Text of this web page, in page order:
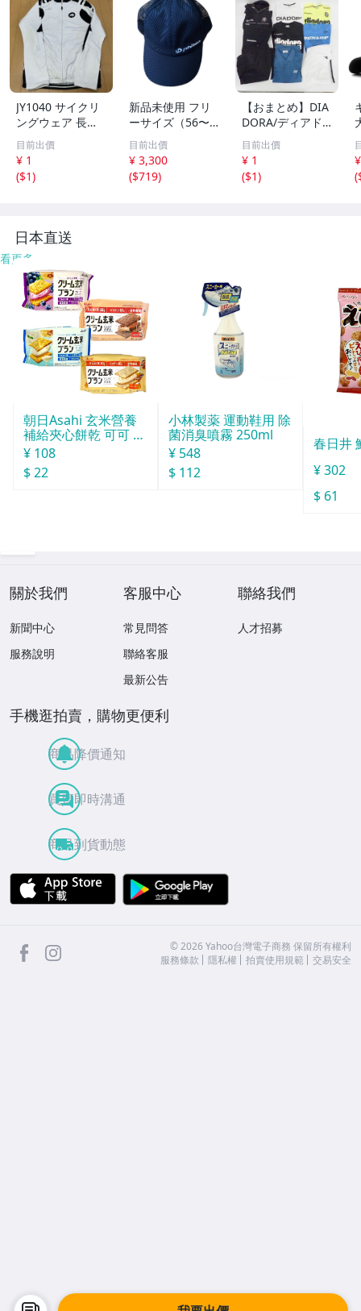
JY1040 サイクリ
ングウェア 長袖
シャツ ホワイト
ブラック L 汚れ
あり
目前出價
¥ 1
($1)
新品未使用 フリ
ーサイズ（56〜6
1cm） ファイテ
ン phiten メッシ
ュキャップ アク
アチタン リカバ
目前出價
¥ 3,300
($719)
【おまとめ】DIA
DORA/ディアド
ラ YONEX/ヨネッ
クス 他 スポーツ
ウェア シャツ/パ
ンツ/スウェット
目前出價
¥ 1
($1)
(
日本直送
看更多
朝日Asahi 玄米營養
補給夾心餅乾 可可 72
g
¥ 108
$ 22
小林製薬 運動鞋用 除
菌消臭噴霧 250ml
¥ 548
$ 112
春日井
¥ 302
$ 61
關於我們
新聞中心
服務說明
客服中心
常見問答
聯絡客服
最新公告
聯絡我們
人才招募
手機逛拍賣，購物更便利
商品降價通知
買賣即時溝通
商品到貨動態
APP Store
facebook ©2026 Yahoo台灣電子商務 保留所有權利
服務條款
隱私權 拍賣使用規範 交易安全